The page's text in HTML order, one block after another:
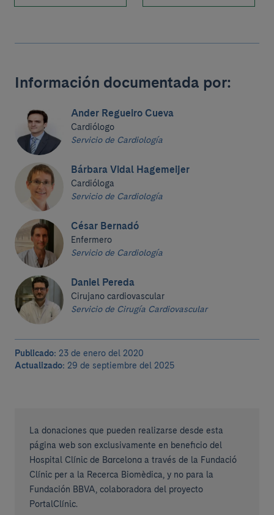
Información documentada por:
Ander Regueiro Cueva
Cardiólogo
Servicio de Cardiología
Bárbara Vidal Hagemeijer
Cardióloga
Servicio de Cardiología
César Bernadó
Enfermero
Servicio de Cardiología
Daniel Pereda
Cirujano cardiovascular
Servicio de Cirugía Cardiovascular
Publicado: 23 de enero del 2020
Actualizado: 29 de septiembre del 2025
La donaciones que pueden realizarse desde esta
página web son exclusivamente en beneficio del
Hospital Clínic de Barcelona a través de la Fundació
Clínic per a la Recerca Biomèdica, y no para la
Fundación BBVA, colaboradora del proyecto
PortalClínic.